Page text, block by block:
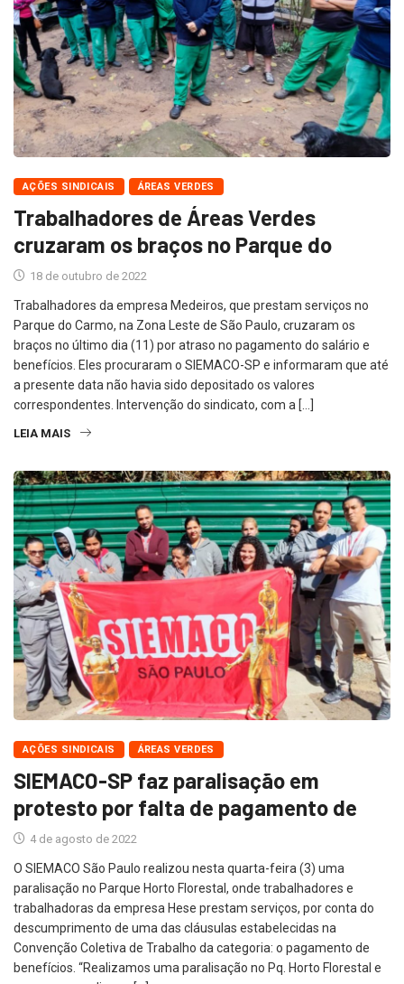
AÇÕES SINDICAIS ÁREAS VERDES
Trabalhadores de Áreas Verdes
cruzaram os braços no Parque do
18 de outubro de 2022
Trabalhadores da empresa Medeiros, que prestam serviços no
Parque do Carmo, na Zona Leste de São Paulo, cruzaram os
braços no último dia (11) por atraso no pagamento do salário e
benefícios. Eles procuraram o SIEMACO-SP e informaram que até
a presente data não havia sido depositado os valores
correspondentes. Intervenção do sindicato, com a […]
LEIA MAIS
AÇÕES SINDICAIS ÁREAS VERDES
SIEMACO-SP faz paralisação em
protesto por falta de pagamento de
4 de agosto de 2022
O SIEMACO São Paulo realizou nesta quarta-feira (3) uma
paralisação no Parque Horto Florestal, onde trabalhadores e
trabalhadoras da empresa Hese prestam serviços, por conta do
descumprimento de uma das cláusulas estabelecidas na
Convenção Coletiva de Trabalho da categoria: o pagamento de
benefícios. “Realizamos uma paralisação no Pq. Horto Florestal e